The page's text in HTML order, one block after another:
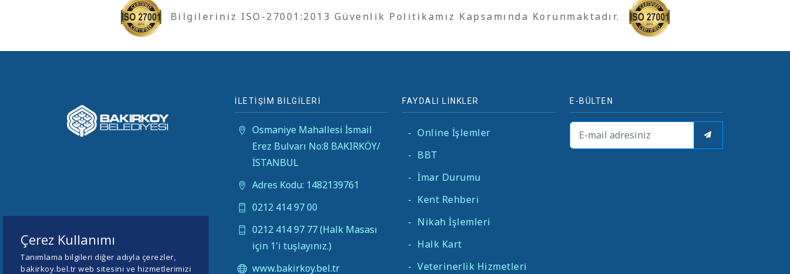
Bilgileriniz ISO-27001:2013 Güvenlik Politikamız Kapsamında Korunmaktadır.
İLETİŞİM BİLGİLERİ
Osmaniye Mahallesi İsmail
Erez Bulvarı No:8 BAKIRKÖY/
İSTANBUL
Adres Kodu: 1482139761
0212 414 97 00
0212 414 97 77 (Halk Masası
için 1'i tuşlayınız.)
www.bakirkoy.bel.tr
FAYDALI LİNKLER
- Online İşlemler
- BBT
- İmar Durumu
- Kent Rehberi
- Nikah İşlemleri
- Halk Kart
- Veterinerlik Hizmetleri
E-BÜLTEN
Çerez Kullanımı
Tanımlama bilgileri diğer adıyla çerezler,
bakirkoy.bel.tr web sitesini ve hizmetlerimizi